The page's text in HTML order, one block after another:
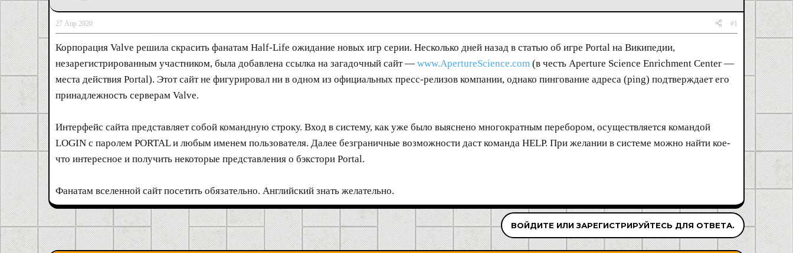
27 Апр 2020 #1
Корпорация Valve решила скрасить фанатам Half-Life ожидание новых игр серии. Несколько дней назад в статью об игре Portal на Википедии,
незарегистрированным участником, была добавлена ссылка на загадочный сайт — www.ApertureScience.com (в честь Aperture Science Enrichment Center —
места действия Portal). Этот сайт не фигурировал ни в одном из официальных пресс-релизов компании, однако пингование адреса (ping) подтверждает его
принадлежность серверам Valve.
Интерфейс сайта представляет собой командную строку. Вход в систему, как уже было выяснено многократным перебором, осуществляется командой
LOGIN с паролем PORTAL и любым именем пользователя. Далее безграничные возможности даст команда HELP. При желании в системе можно найти кое-
что интересное и получить некоторые представления о бэкстори Portal.
Фанатам вселенной сайт посетить обязательно. Английский знать желательно.
ВОЙДИТЕ ИЛИ ЗАРЕГИСТРИРУЙТЕСЬ ДЛЯ ОТВЕТА.